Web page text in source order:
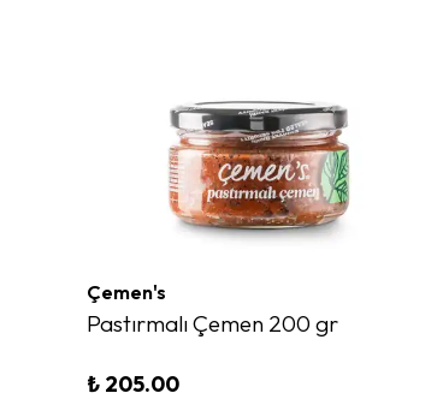
Çemen's
Pastırmalı Çemen 200 gr
₺ 205.00